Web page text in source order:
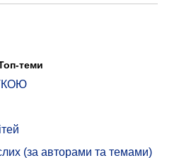
теми
(за авторами та темами)